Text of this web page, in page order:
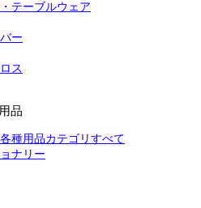
テーブルウェア
ー
ス
品
種用品カテゴリすべて
ナリー